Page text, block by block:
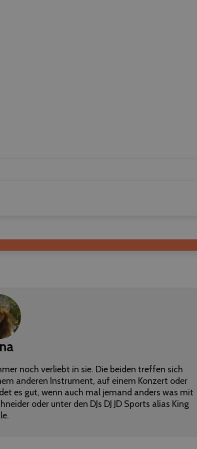
noch verliebt in sie. Die beiden treffen sich
anderen Instrument, auf einem Konzert oder
es gut, wenn auch mal jemand anders was mit
oder unter den DJs DJ JD Sports alias King